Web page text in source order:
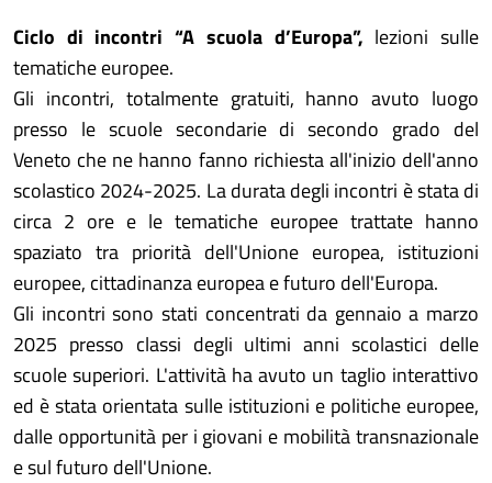
Facebook
su
Ciclo di incontri “A scuola d’Europa”, lezioni sulle
tematiche europee.
Gli incontri, totalmente gratuiti, hanno avuto luogo
presso le scuole secondarie di secondo grado del
Veneto che ne hanno fanno richiesta all'inizio dell'anno
scolastico 2024-2025. La durata degli incontri è stata di
circa 2 ore e le tematiche europee trattate hanno
spaziato tra priorità dell'Unione europea, istituzioni
europee, cittadinanza europea e futuro dell'Europa.
Gli incontri sono stati concentrati da gennaio a marzo
2025 presso classi degli ultimi anni scolastici delle
scuole superiori. L'attività ha avuto un taglio interattivo
ed è stata orientata sulle istituzioni e politiche europee,
dalle opportunità per i giovani e mobilità transnazionale
e sul futuro dell'Unione.